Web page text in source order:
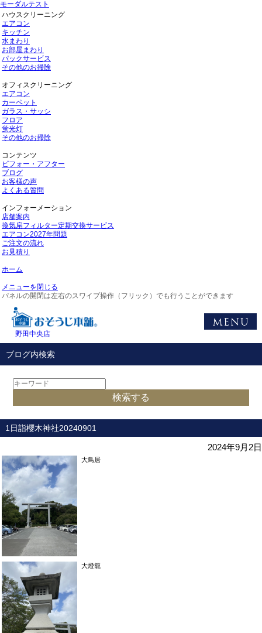
モーダルテスト
ハウスクリーニング
エアコン
キッチン
水まわり
お部屋まわり
パックサービス
その他のお掃除
オフィスクリーニング
エアコン
カーペット
ガラス・サッシ
フロア
蛍光灯
その他のお掃除
コンテンツ
ビフォー・アフター
ブログ
お客様の声
よくある質問
インフォーメーション
店舗案内
換気扇フィルター定期交換サービス
エアコン2027年問題
ご注文の流れ
お見積り
ホーム
メニューを閉じる
パネルの開閉は左右のスワイプ操作（フリック）でも行うことができます
野田中央店
ブログ内検索
1日詣櫻木神社20240901
2024年9月2日
大鳥居
大燈籠